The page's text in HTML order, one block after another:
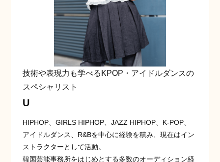
技術や表現力も学べるKPOP・アイドルダンスの
スペシャリスト
U
HIPHOP、GIRLS HIPHOP、JAZZ HIPHOP、K-POP、
アイドルダンス、R&Bを中心に経験を積み、現在はイン
ストラクターとして活動。
韓国芸能事務所をはじめとする多数のオーディション経